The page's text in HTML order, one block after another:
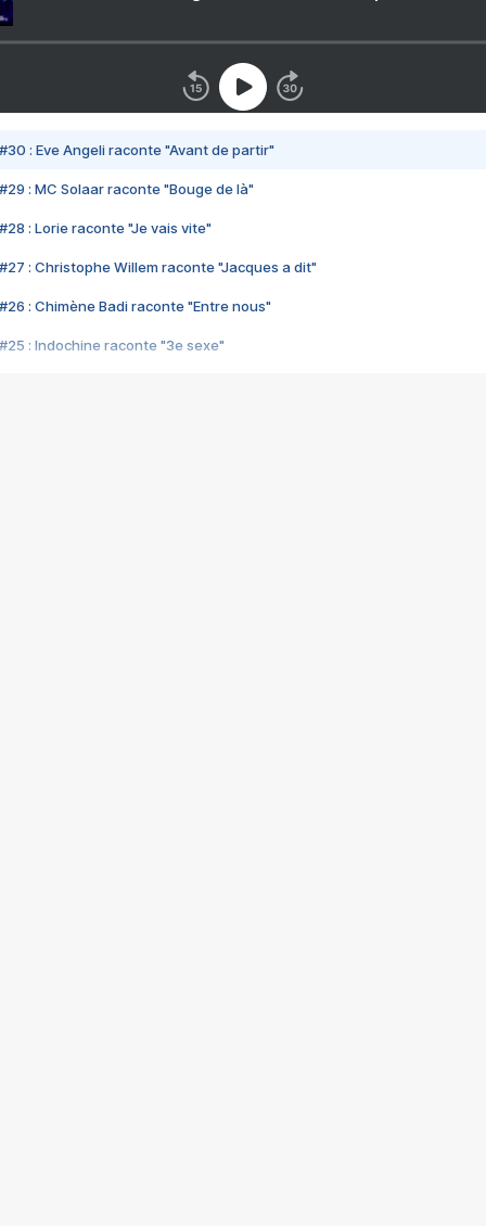
#30 : Eve Angeli raconte "Avant de partir"
#29 : MC Solaar raconte "Bouge de là"
#28 : Lorie raconte "Je vais vite"
#27 : Christophe Willem raconte "Jacques a dit"
#26 : Chimène Badi raconte "Entre nous"
#25 : Indochine raconte "3e sexe"